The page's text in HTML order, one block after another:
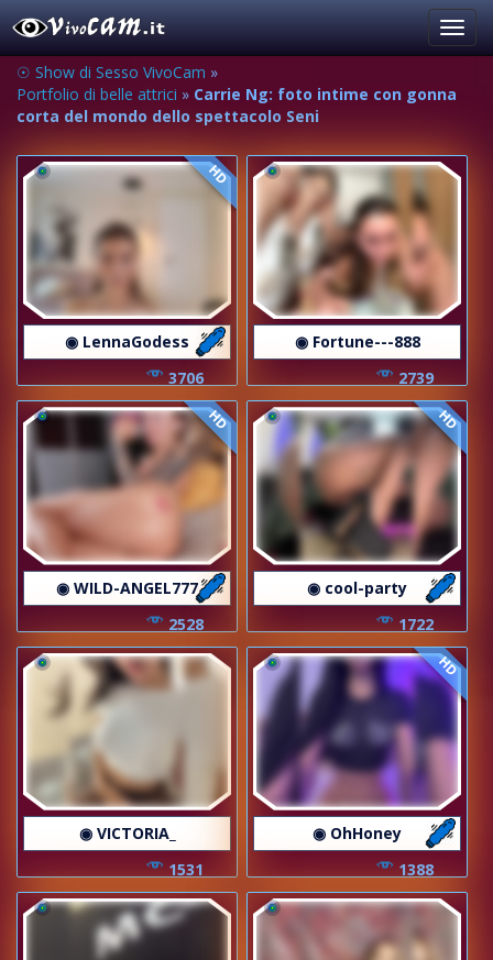
☉ Show di Sesso VivoCam »
Portfolio di belle attrici » Carrie Ng: foto intime con gonna
corta del mondo dello spettacolo Seni
HD
◉ LennaGodess
3706
◉ Fortune---888
2739
HD
◉ WILD-ANGEL777
2528
HD
◉ cool-party
1722
◉ VICTORIA_
1531
HD
◉ OhHoney
1388